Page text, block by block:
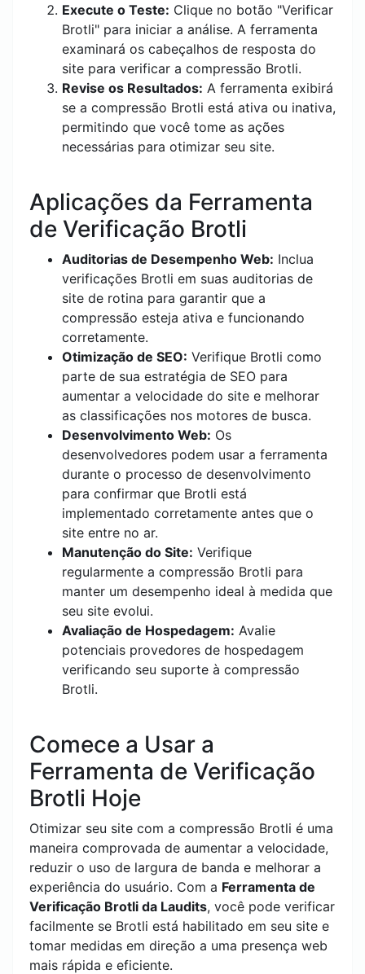
Execute o Teste: Clique no botão "Verificar
Brotli" para iniciar a análise. A ferramenta
examinará os cabeçalhos de resposta do
site para verificar a compressão Brotli.
Revise os Resultados: A ferramenta exibirá
se a compressão Brotli está ativa ou inativa,
permitindo que você tome as ações
necessárias para otimizar seu site.
Aplicações da Ferramenta
de Verificação Brotli
Auditorias de Desempenho Web: Inclua
verificações Brotli em suas auditorias de
site de rotina para garantir que a
compressão esteja ativa e funcionando
corretamente.
Otimização de SEO: Verifique Brotli como
parte de sua estratégia de SEO para
aumentar a velocidade do site e melhorar
as classificações nos motores de busca.
Desenvolvimento Web: Os
desenvolvedores podem usar a ferramenta
durante o processo de desenvolvimento
para confirmar que Brotli está
implementado corretamente antes que o
site entre no ar.
Manutenção do Site: Verifique
regularmente a compressão Brotli para
manter um desempenho ideal à medida que
seu site evolui.
Avaliação de Hospedagem: Avalie
potenciais provedores de hospedagem
verificando seu suporte à compressão
Brotli.
Comece a Usar a
Ferramenta de Verificação
Brotli Hoje
Otimizar seu site com a compressão Brotli é uma
maneira comprovada de aumentar a velocidade,
reduzir o uso de largura de banda e melhorar a
experiência do usuário. Com a Ferramenta de
Verificação Brotli da Laudits, você pode verificar
facilmente se Brotli está habilitado em seu site e
tomar medidas em direção a uma presença web
mais rápida e eficiente.